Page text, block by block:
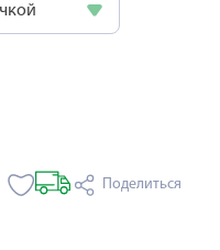
Поделиться